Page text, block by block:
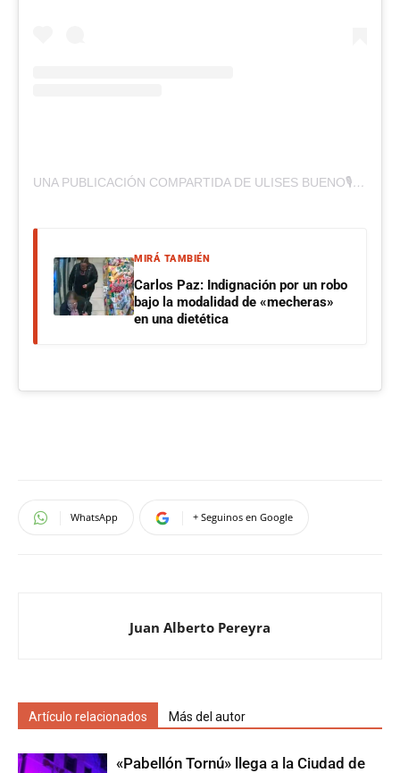
UNA PUBLICACIÓN COMPARTIDA DE ULISES BUENO🎙 (@ULISESBUENOSOY)
MIRÁ TAMBIÉN
Carlos Paz: Indignación por un robo
bajo la modalidad de «mecheras»
en una dietética
WhatsApp + Seguinos en Google
Juan Alberto Pereyra
Artículo relacionados Más del autor
«Pabellón Tornú» llega a la Ciudad de